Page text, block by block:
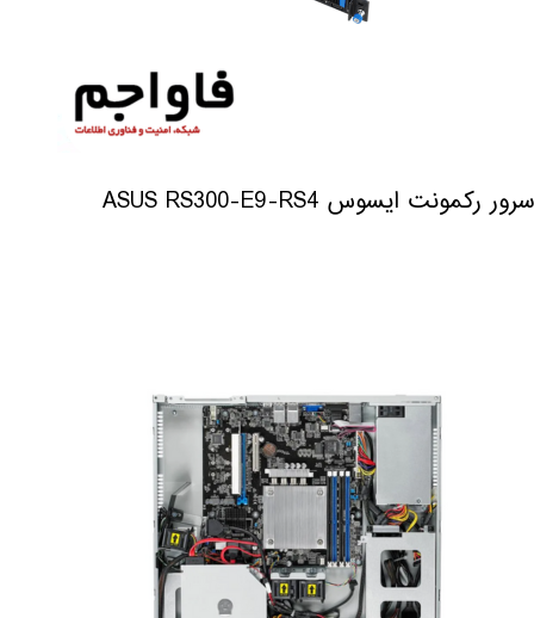
سرور رکمونت ایسوس ASUS RS300-E9-RS4